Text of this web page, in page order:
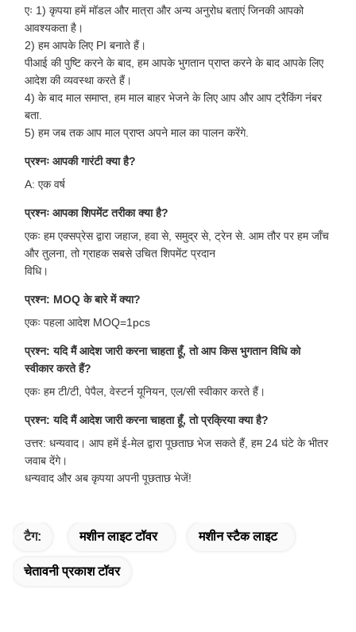
एः 1) कृपया हमें मॉडल और मात्रा और अन्य अनुरोध बताएं जिनकी आपको
आवश्यकता है।
2) हम आपके लिए PI बनाते हैं।
पीआई की पुष्टि करने के बाद, हम आपके भुगतान प्राप्त करने के बाद आपके लिए
आदेश की व्यवस्था करते हैं।
4) के बाद माल समाप्त, हम माल बाहर भेजने के लिए आप और आप ट्रैकिंग नंबर
बता.
5) हम जब तक आप माल प्राप्त अपने माल का पालन करेंगे.
प्रश्नः आपकी गारंटी क्या है?
A: एक वर्ष
प्रश्नः आपका शिपमेंट तरीका क्या है?
एकः हम एक्सप्रेस द्वारा जहाज, हवा से, समुद्र से, ट्रेन से. आम तौर पर हम जाँच
और तुलना, तो ग्राहक सबसे उचित शिपमेंट प्रदान
विधि।
प्रश्न: MOQ के बारे में क्या?
एकः पहला आदेश MOQ=1pcs
प्रश्न: यदि मैं आदेश जारी करना चाहता हूँ, तो आप किस भुगतान विधि को
स्वीकार करते हैं?
एकः हम टी/टी, पेपैल, वेस्टर्न यूनियन, एल/सी स्वीकार करते हैं।
प्रश्न: यदि मैं आदेश जारी करना चाहता हूँ, तो प्रक्रिया क्या है?
उत्तर: धन्यवाद। आप हमें ई-मेल द्वारा पूछताछ भेज सकते हैं, हम 24 घंटे के भीतर
जवाब देंगे।
धन्यवाद और अब कृपया अपनी पूछताछ भेजें!
टैग: मशीन लाइट टॉवर मशीन स्टैक लाइट
चेतावनी प्रकाश टॉवर